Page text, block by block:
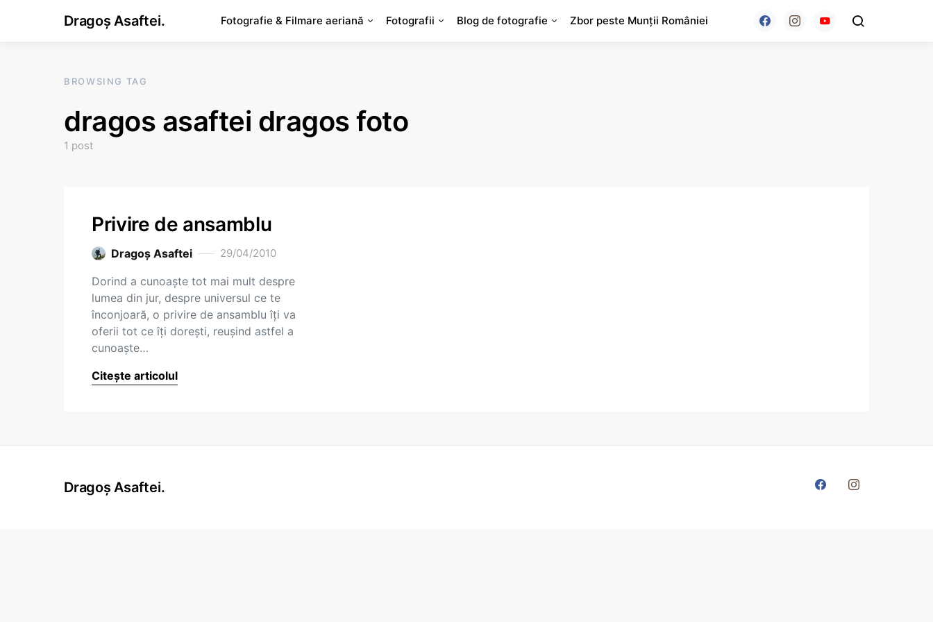
Dragoș Asaftei. Fotografie & Filmare aeriană Fotografii Blog de fotografie Zbor peste Munții României
BROWSING TAG
dragos asaftei dragos foto
1 post
Privire de ansamblu
Dragoş Asaftei 29/04/2010
Dorind a cunoaşte tot mai mult despre
lumea din jur, despre universul ce te
înconjoară, o privire de ansamblu îţi va
oferii tot ce îţi doreşti, reuşind astfel a
cunoaşte…
Citește articolul
Dragoș Asaftei.